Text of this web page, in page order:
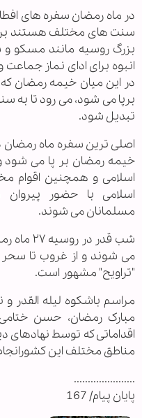
در ماه رمضان سفره های
سنت های مختلف هستند بر
بزرگ روسیه مانند مسکو
انبوه برای ادای نماز
برپا می شود، می رود تا به
تبدیل شود.
اصلی ترین سفره ماه رمضان
خیمه رمضان بر پا می شود
اسلامی و همچنین اقوام
اسلامی با حضور
مسلمانان می شوند.
شب قدر
می شوند و از غروب تا سحر
"تراویح" مشهور است.
مراسم باشکوه لیله القدر و
مبارک رمضان، حسن
اقداماتی که توسط
مناطق مختلف این
......................
پایان پیام/ 167